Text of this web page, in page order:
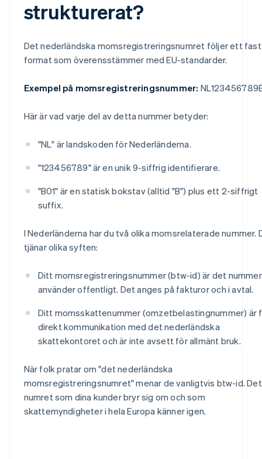
strukturerat?
Det nederländska momsregistreringsnumret följer ett fast
format som överensstämmer med EU-standarder.
Exempel på momsregistreringsnummer:
Här är vad varje del av detta nummer betyder:
"NL" är landskoden för Nederländerna.
"123456789" är en unik 9-siffrig identifierare.
"B01" är en statisk bokstav (alltid "B") plus ett 2-siffrigt
suffix.
I Nederländerna har du två olika momsrelaterade nummer.
tjänar olika syften:
Ditt momsregistreringsnummer (btw-id) är det
använder offentligt. Det anges på fakturor och i avtal.
Ditt momsskattenummer (omzetbelastingnummer) är
direkt kommunikation med det nederländska
skattekontoret och är inte avsett för allmänt bruk.
När folk pratar om "det nederländska
momsregistreringsnumret" menar de vanligtvis btw-id.
numret som dina kunder bryr sig om och som
skattemyndigheter i hela Europa känner igen.